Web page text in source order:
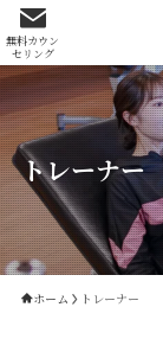
無料カウン
セリング
トレーナー
ホーム トレーナー